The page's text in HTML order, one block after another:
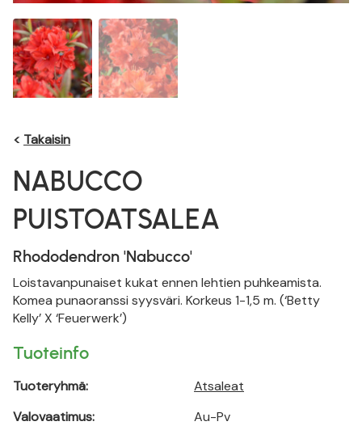
< Takaisin
NABUCCO
PUISTOATSALEA
Rhododendron 'Nabucco'
Loistavanpunaiset kukat ennen lehtien puhkeamista.
Komea punaoranssi syysväri. Korkeus 1-1,5 m. (‘Betty
Kelly’ X ‘Feuerwerk’)
Tuoteinfo
Tuoteryhmä:
Valovaatimus:
Atsaleat
Au-Pv